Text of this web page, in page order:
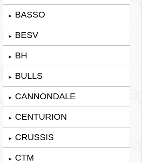
► BASSO
► BESV
► BH
► BULLS
► CANNONDALE
► CENTURION
► CRUSSIS
► CTM